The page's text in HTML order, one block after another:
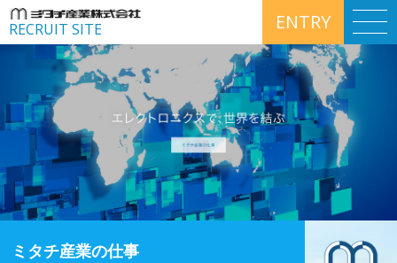
RECRUIT SITE ENTRY
ミタチ産業の仕事